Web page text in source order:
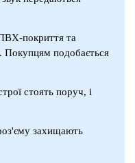
покриття та
Покупцям подобається
стоять поруч, і
захищають